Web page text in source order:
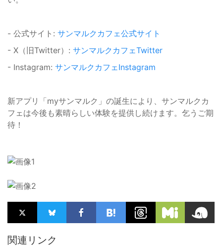
- 公式サイト: サンマルクカフェ公式サイト
- X（旧Twitter）: サンマルクカフェTwitter
- Instagram: サンマルクカフェInstagram
新アプリ「myサンマルク」の誕生により、サンマルクカ
フェは今後も素晴らしい体験を提供し続けます。乞うご期
待！
関連リンク